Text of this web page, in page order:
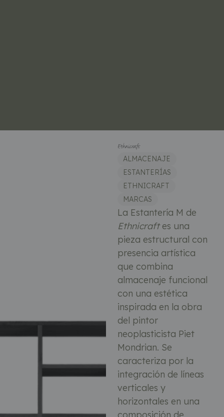
ALMACENAJE
ESTANTERÍAS
ETHNICRAFT
MARCAS
La Estantería M de
Ethnicraftes una
pieza estructural con
presencia artística
que combina
almacenaje funcional
con una estética
inspirada en la obra
del pintor
neoplasticista Piet
Mondrian. Se
caracteriza por la
integración de líneas
verticales y
horizontales en una